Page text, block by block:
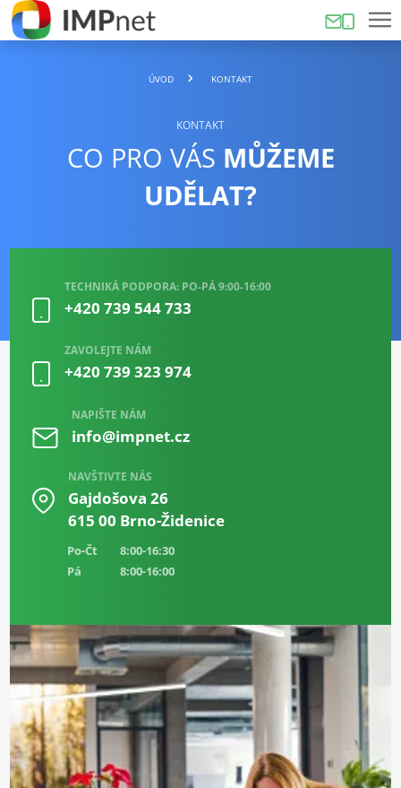
ÚVOD KONTAKT
KONTAKT
CO PRO VÁS MŮŽEME
UDĚLAT?
TECHNIKÁ PODPORA: PO-PÁ 9:00-16:00
+420 739 544 733
ZAVOLEJTE NÁM
+420 739 323 974
NAPIŠTE NÁM
info@impnet.cz
NAVŠTIVTE NÁS
Gajdošova 26
615 00 Brno-Židenice
Po-Čt
8:00-16:30
Pá
8:00-16:00